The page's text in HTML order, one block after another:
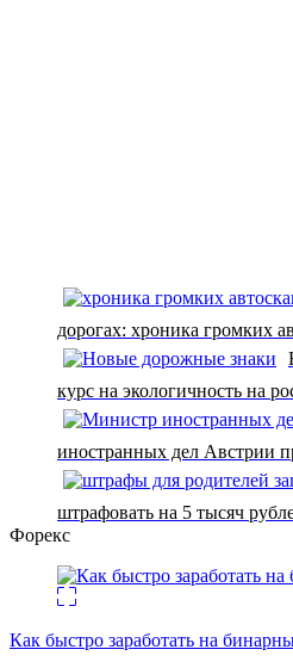
дорогах: хроника громких
курс на экологичность на
иностранных дел Австрии
штрафовать на 5 тысяч
Форекс
Как быстро заработать на